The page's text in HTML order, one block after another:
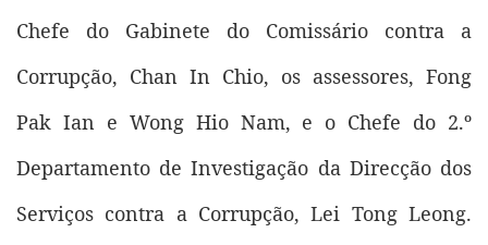
Chefe do Gabinete do Comissário contra a
Corrupção, Chan In Chio, os assessores, Fong
Pak Ian e Wong Hio Nam, e o Chefe do 2.º
Departamento de Investigação da Direcção dos
Serviços contra a Corrupção, Lei Tong Leong.